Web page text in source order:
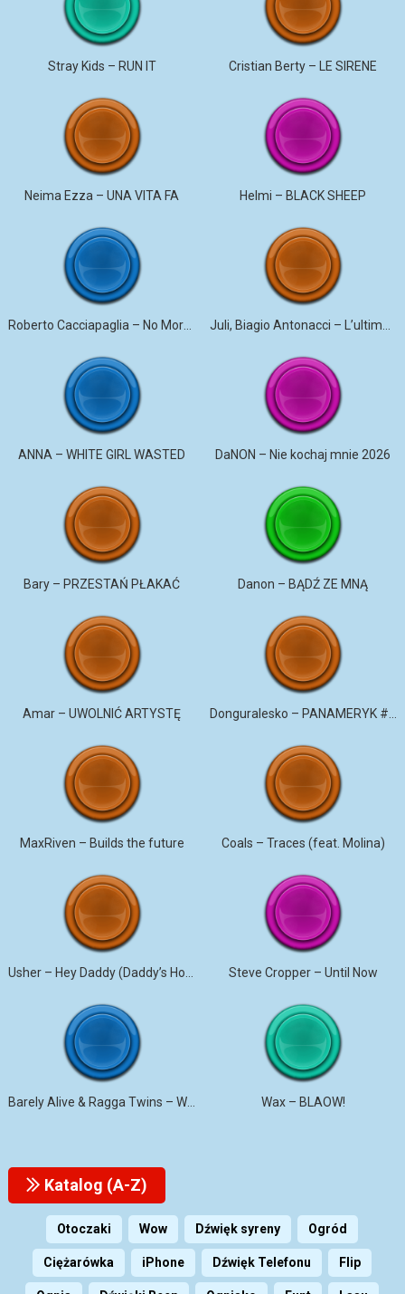
Stray Kids – RUN IT Cristian Berty – LE SIRENE
Neima Ezza – UNA VITA FA Helmi – BLACK SHEEP
Roberto Cacciapaglia – No More Violence
ANNA – WHITE GIRL WASTED DaNON – Nie kochaj mnie 2026
Bary – PRZESTAŃ PŁAKAĆ Danon – BĄDŹ ZE MNĄ
Amar – UWOLNIĆ ARTYSTĘ
MaxRiven – Builds the future Coals – Traces (feat. Molina)
Steve Cropper – Until Now
Barely Alive & Ragga Twins – We Set It Wax – BLAOW!
Katalog (A-Z)
Otoczaki Wow Dźwięk syreny Ogród
Ciężarówka iPhone Dźwięk Telefonu Flip